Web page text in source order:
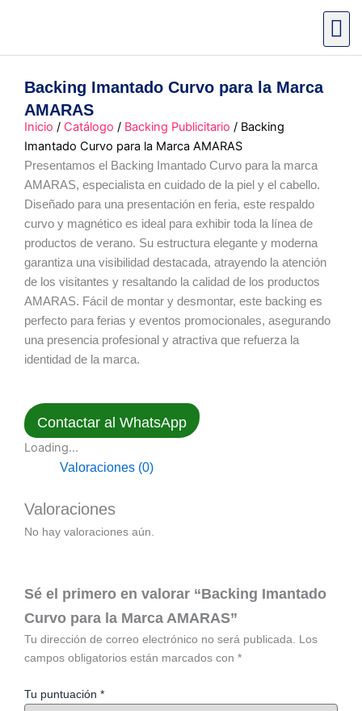
Backing Imantado Curvo para la Marca
AMARAS
Inicio / Catálogo / Backing Publicitario / Backing
Imantado Curvo para la Marca AMARAS
Presentamos el Backing Imantado Curvo para la marca
AMARAS, especialista en cuidado de la piel y el cabello.
Diseñado para una presentación en feria, este respaldo
curvo y magnético es ideal para exhibir toda la línea de
productos de verano. Su estructura elegante y moderna
garantiza una visibilidad destacada, atrayendo la atención
de los visitantes y resaltando la calidad de los productos
AMARAS. Fácil de montar y desmontar, este backing es
perfecto para ferias y eventos promocionales, asegurando
una presencia profesional y atractiva que refuerza la
identidad de la marca.
Contactar al WhatsApp
Loading...
Valoraciones (0)
Valoraciones
No hay valoraciones aún.
Sé el primero en valorar “Backing Imantado
Curvo para la Marca AMARAS”
Tu dirección de correo electrónico no será publicada.
Los
campos obligatorios están marcados con *
Tu puntuación *